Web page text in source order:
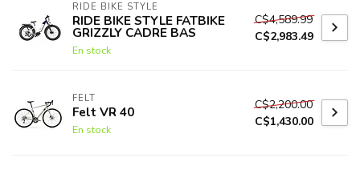
RIDE BIKE STYLE
RIDE BIKE STYLE FATBIKE
GRIZZLY CADRE BAS
En stock
C$4,589.99
C$2,983.49
FELT
Felt VR 40
En stock
C$2,200.00
C$1,430.00